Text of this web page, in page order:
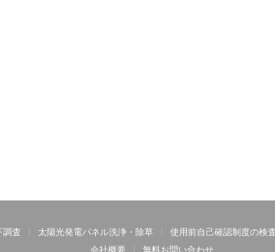
調査 太陽光発電パネル洗浄・除草 使用前自己確認制度の検
会社概要 無料お問い合わせ